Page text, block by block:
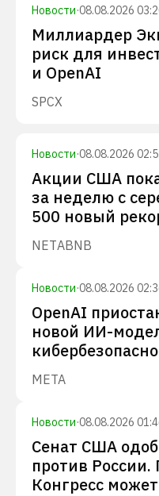
Новости·08.08.2026
Миллиардер
риск для
и OpenAI
SPCX
Новости·08.08.2026
Акции США
за неделю с
500 новый
NETABNB
Новости·08.08.2026
OpenAI
новой ИИ-
META
Новости·08.08.2026
Сенат США
против России.
Конгресс